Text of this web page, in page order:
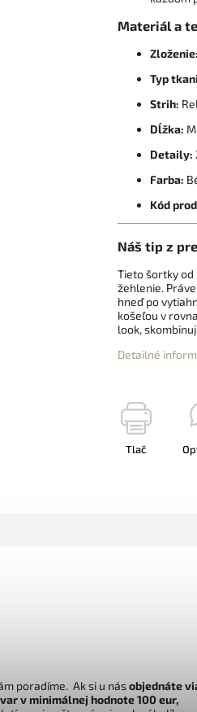
Materiál a
Zloženie:
Typ
Strih:
Dĺžka:
Detaily:
Farba:
Kód
Náš tip z
Tieto šortky od
žehlenie.
hneď po
košeľou v
look,
Detailné
Tlač
poradíme. Ak si u násobjednáte
v minimálnej hodnote 100 eur,